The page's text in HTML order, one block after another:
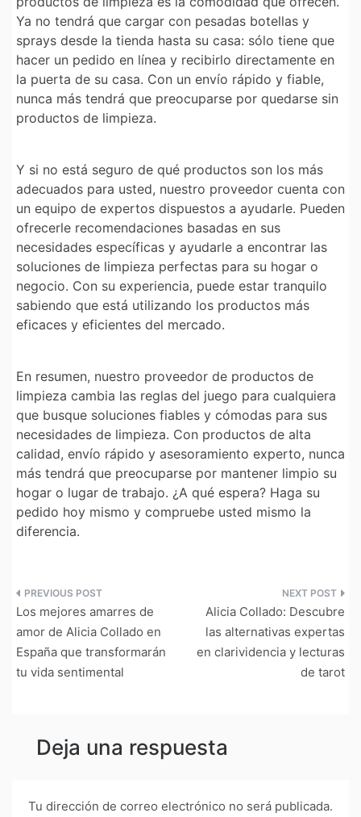
Ya no tendrá que cargar con pesadas botellas y
sprays desde la tienda hasta su casa: sólo tiene que
hacer un pedido en línea y recibirlo directamente en
la puerta de su casa. Con un envío rápido y fiable,
nunca más tendrá que preocuparse por quedarse sin
productos de limpieza.
Y si no está seguro de qué productos son los más
adecuados para usted, nuestro proveedor cuenta con
un equipo de expertos dispuestos a ayudarle. Pueden
ofrecerle recomendaciones basadas en sus
necesidades específicas y ayudarle a encontrar las
soluciones de limpieza perfectas para su hogar o
negocio. Con su experiencia, puede estar tranquilo
sabiendo que está utilizando los productos más
eficaces y eficientes del mercado.
En resumen, nuestro proveedor de productos de
limpieza cambia las reglas del juego para cualquiera
que busque soluciones fiables y cómodas para sus
necesidades de limpieza. Con productos de alta
calidad, envío rápido y asesoramiento experto, nunca
más tendrá que preocuparse por mantener limpio su
hogar o lugar de trabajo. ¿A qué espera? Haga su
pedido hoy mismo y compruebe usted mismo la
diferencia.
Navegación
de
entradas
Los mejores amarres de
amor de Alicia Collado en
España que transformarán
tu vida sentimental
Alicia Collado: Descubre
las alternativas expertas
en clarividencia y lecturas
de tarot
Deja una respuesta
Tu dirección de correo electrónico no será publicada.